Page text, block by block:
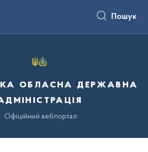
Пошук
обласна державна
Офіційний вебпортал